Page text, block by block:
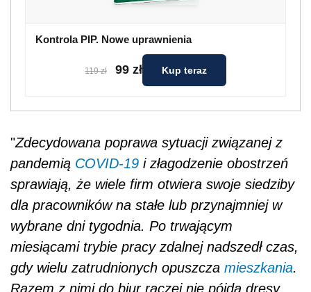
Kontrola PIP. Nowe uprawnienia
119 zł 99 zł Kup teraz
"Zdecydowana poprawa sytuacji związanej z
pandemią COVID-19 i złagodzenie obostrzeń
sprawiają, że wiele firm otwiera swoje siedziby
dla pracowników na stałe lub przynajmniej w
wybrane dni tygodnia. Po trwającym
miesiącami trybie pracy zdalnej nadszedł czas,
gdy wielu zatrudnionych opuszcza mieszkania.
Razem z nimi do biur raczej nie pójdą dresy,